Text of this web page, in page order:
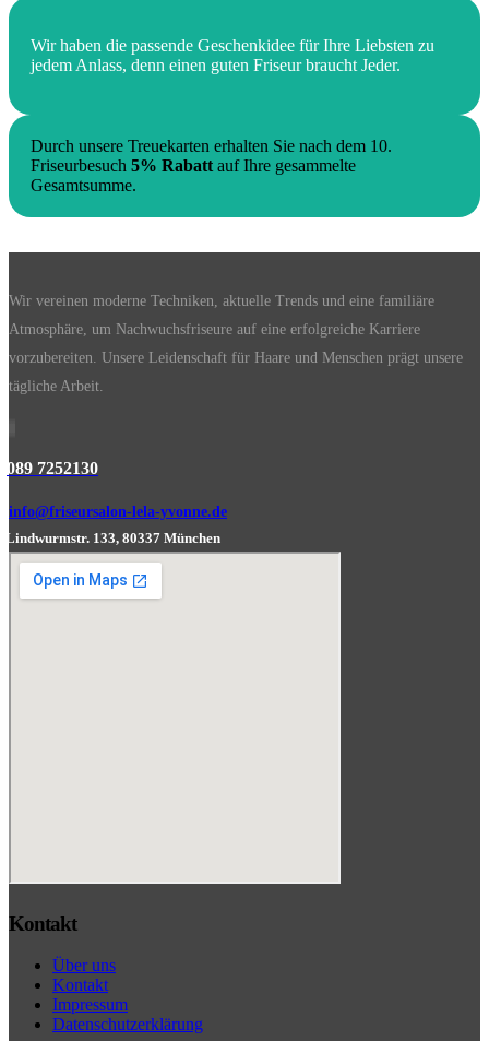
Wir haben die passende Geschenkidee für Ihre Liebsten zu
jedem Anlass, denn einen guten Friseur braucht Jeder.
Durch unsere Treuekarten erhalten Sie nach dem 10.
Friseurbesuch 5% Rabatt auf Ihre gesammelte
Gesamtsumme.
Wir vereinen moderne Techniken, aktuelle Trends und eine familiäre
Atmosphäre, um Nachwuchsfriseure auf eine erfolgreiche Karriere
vorzubereiten. Unsere Leidenschaft für Haare und Menschen prägt unsere
tägliche Arbeit.
089 7252130
info@friseursalon-lela-yvonne.de
Lindwurmstr. 133, 80337 München
Kontakt
Über uns
Kontakt
Impressum
Datenschutzerklärung